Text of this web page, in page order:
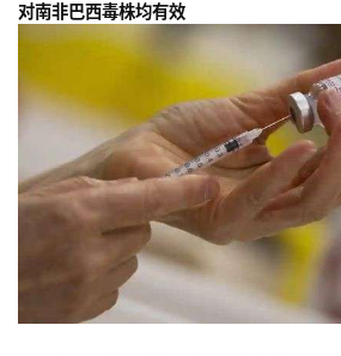
对南非巴西毒株均有效